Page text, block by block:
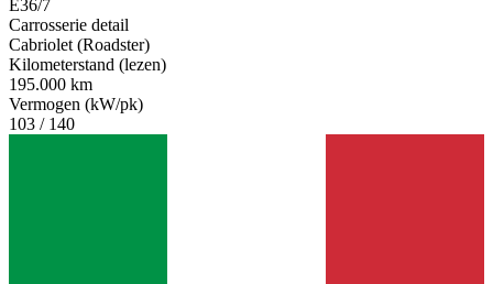
E36/7
Carrosserie detail
Cabriolet (Roadster)
Kilometerstand (lezen)
195.000 km
Vermogen (kW/pk)
103 / 140